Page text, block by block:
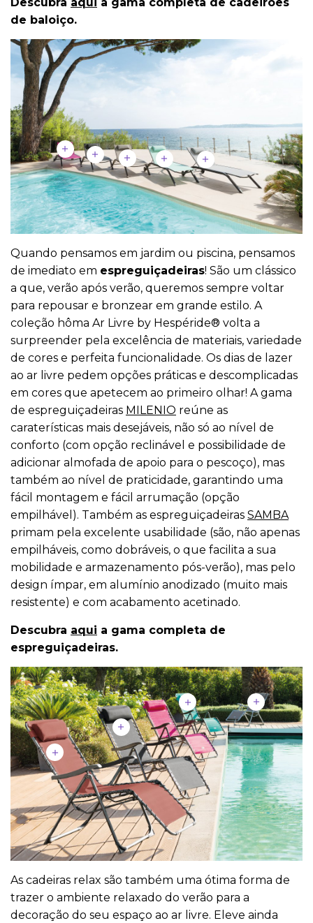
de baloiço.
Quando pensamos em jardim ou piscina, pensamos
de imediato em espreguiçadeiras! São um clássico
a que, verão após verão, queremos sempre voltar
para repousar e bronzear em grande estilo. A
coleção hôma Ar Livre by Hespéride® volta a
surpreender pela excelência de materiais, variedade
de cores e perfeita funcionalidade. Os dias de lazer
ao ar livre pedem opções práticas e descomplicadas
em cores que apetecem ao primeiro olhar! A gama
de espreguiçadeiras MILENIO reúne as
caraterísticas mais desejáveis, não só ao nível de
conforto (com opção reclinável e possibilidade de
adicionar almofada de apoio para o pescoço), mas
também ao nível de praticidade, garantindo uma
fácil montagem e fácil arrumação (opção
empilhável). Também as espreguiçadeiras SAMBA
primam pela excelente usabilidade (são, não apenas
empilháveis, como dobráveis, o que facilita a sua
mobilidade e armazenamento pós-verão), mas pelo
design ímpar, em alumínio anodizado (muito mais
resistente) e com acabamento acetinado.
Descubra aqui a gama completa de
espreguiçadeiras.
As cadeiras relax são também uma ótima forma de
trazer o ambiente relaxado do verão para a
decoração do seu espaço ao ar livre. Eleve ainda